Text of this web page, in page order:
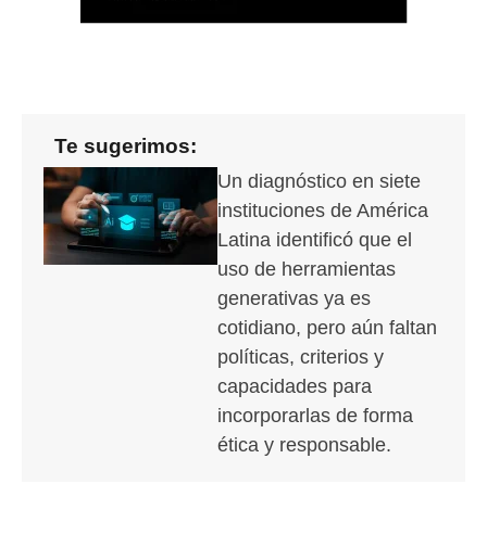
Te sugerimos:
Un diagnóstico en siete
instituciones de América
Latina identificó que el
uso de herramientas
generativas ya es
cotidiano, pero aún faltan
políticas, criterios y
capacidades para
incorporarlas de forma
ética y responsable.